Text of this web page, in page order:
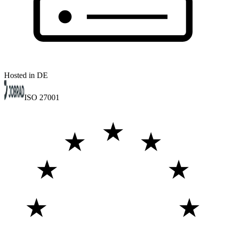
Hosted in DE
ISO 27001
★ ★
★
★
★
★
★